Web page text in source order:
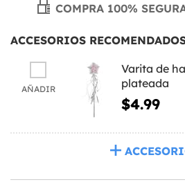
COMPRA 100%
ACCESORIOS
AÑADIR
Varita de
plateada
$4.99